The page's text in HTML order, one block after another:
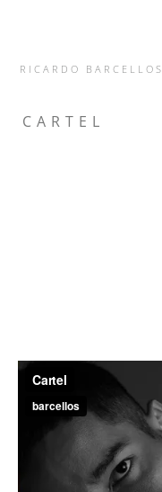
RICARDO BARCELLOS
CARTEL